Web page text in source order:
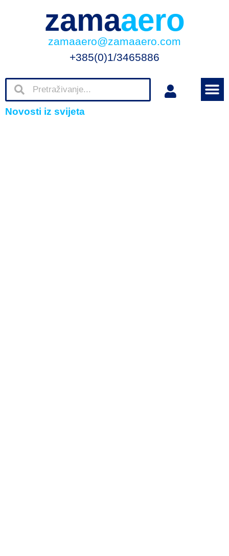
zamaaero
zamaaero@zamaaero.com
+385(0)1/3465886
Novosti iz svijeta